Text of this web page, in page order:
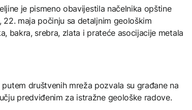
je pismeno obavijestila načelnika opštine
maja počinju sa detaljnim geološkim
bakra, srebra, zlata i prateće asocijacije metala
društvenih mreža pozvala su građane na
predviđenim za istražne geološke radove.